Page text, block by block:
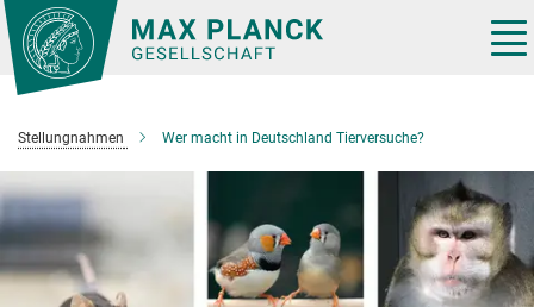
Hauptinhalt
Stellungnahmen Wer macht in Deutschland Tierversuche?